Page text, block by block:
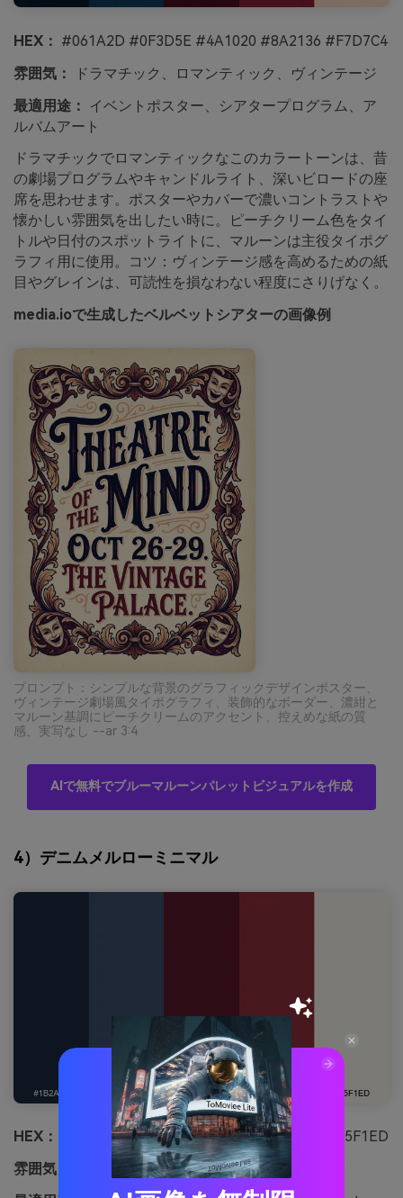
HEX： #061A2D #0F3D5E #4A1020 #8A2136 #F7D7C4
雰囲気：
ドラマチック、ロマンティック、ヴィンテージ
最適用途：
イベントポスター、シアタープログラム、ア
ルバムアート
ドラマチックでロマンティックなこのカラートーンは、昔
の劇場プログラムやキャンドルライト、深いビロードの座
席を思わせます。ポスターやカバーで濃いコントラストや
懐かしい雰囲気を出したい時に。ピーチクリーム色をタイ
トルや日付のスポットライトに、マルーンは主役タイポグ
ラフィ用に使用。コツ：ヴィンテージ感を高めるための紙
目やグレインは、可読性を損なわない程度にさりげなく。
media.ioで生成したベルベットシアターの画像例
プロンプト：シンプルな背景のグラフィックデザインポスター、
ヴィンテージ劇場風タイポグラフィ、装飾的なボーダー、濃紺と
マルーン基調にピーチクリームのアクセント、控えめな紙の質
感、実写なし --ar 3:4
AIで無料でブルーマルーンパレットビジュアルを作成
4）デニムメルローミニマル
HEX：
#1B2A41 #3A506B #5C1A2B #8C2F39 #F5F1ED
雰囲気：
穏やか、モダン、控えめ